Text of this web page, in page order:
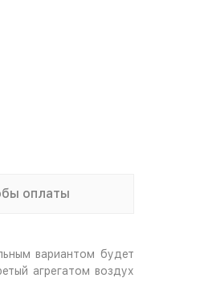
оплаты
вариантом будет
агрегатом воздух